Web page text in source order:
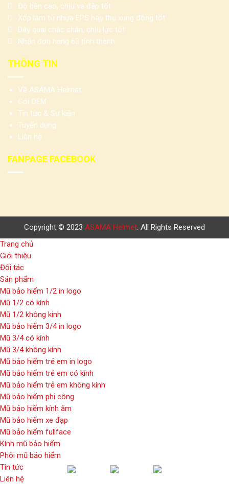
Độ bền cao, chịu va đập tốt
Xốp làm từ nhựa EPS hấp thụ xung động tốt
Dây quai chắc chắn, chịu lực tốt
Nhận đơn hàng 63 tỉnh thành
THÔNG TIN
Về ASAMA Helmet
Gói OEM
Tin tức & Sự kiện
Tuyển dụng
Liên hệ
FANPAGE FACEBOOK
Copyright © 2023 ASAMA Helmet. All Rights Reserved
Trang chủ
Giới thiệu
Đối tác
Sản phẩm
Mũ bảo hiểm 1/2 in logo
Mũ 1/2 có kính
Mũ 1/2 không kính
Mũ bảo hiểm 3/4 in logo
Mũ 3/4 có kính
Mũ 3/4 không kính
Mũ bảo hiểm trẻ em in logo
Mũ bảo hiểm trẻ em có kính
Mũ bảo hiểm trẻ em không kính
Mũ bảo hiểm phi công
Mũ bảo hiểm kính âm
Mũ bảo hiểm xe đạp
Mũ bảo hiểm fullface
Kính mũ bảo hiểm
Phôi mũ bảo hiểm
Tin tức
Liên hệ